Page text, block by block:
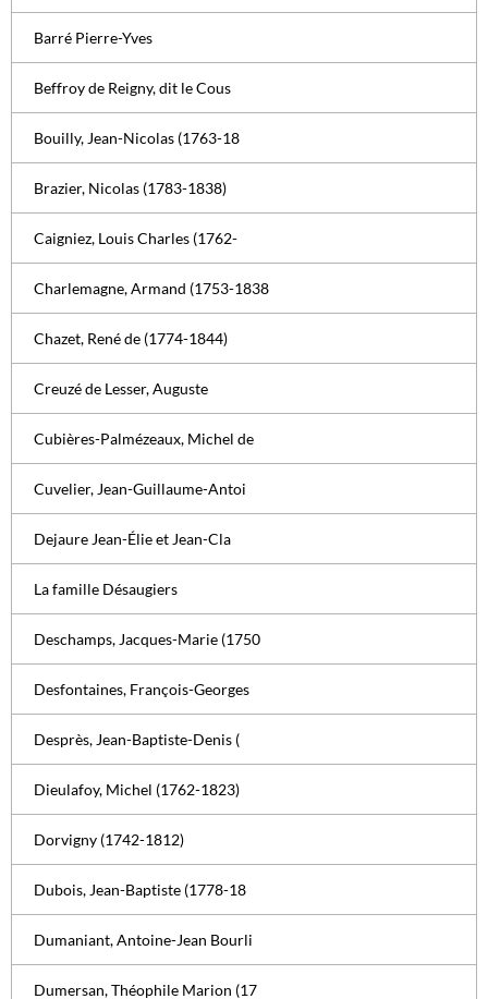
Barré Pierre-Yves
Beffroy de Reigny, dit le Cous
Bouilly, Jean-Nicolas (1763-18
Brazier, Nicolas (1783-1838)
Caigniez, Louis Charles (1762-
Charlemagne, Armand (1753-1838
Chazet, René de (1774-1844)
Creuzé de Lesser, Auguste
Cubières-Palmézeaux, Michel de
Cuvelier, Jean-Guillaume-Antoi
Dejaure Jean-Élie et Jean-Cla
La famille Désaugiers
Deschamps, Jacques-Marie (1750
Desfontaines, François-Georges
Desprès, Jean-Baptiste-Denis (
Dieulafoy, Michel (1762-1823)
Dorvigny (1742-1812)
Dubois, Jean-Baptiste (1778-18
Dumaniant, Antoine-Jean Bourli
Dumersan, Théophile Marion (17